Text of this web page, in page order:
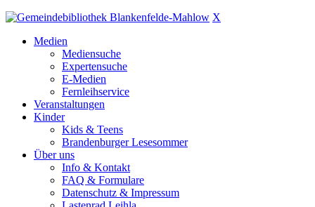
X
Medien
Mediensuche
Expertensuche
E-Medien
Fernleihservice
Veranstaltungen
Kinder
Kids & Teens
Brandenburger Lesesommer
Über uns
Info & Kontakt
FAQ & Formulare
Datenschutz & Impressum